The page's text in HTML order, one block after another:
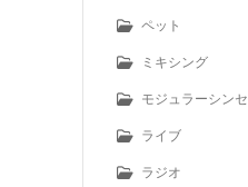
ペット
ミキシング
モジュラーシンセ
ライブ
ラジオ